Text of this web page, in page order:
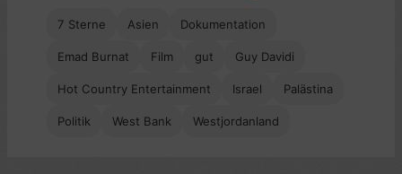
7 Sterne Asien Dokumentation
Emad Burnat Film gut Guy Davidi
Hot Country Entertainment Israel Palästina
Politik West Bank Westjordanland